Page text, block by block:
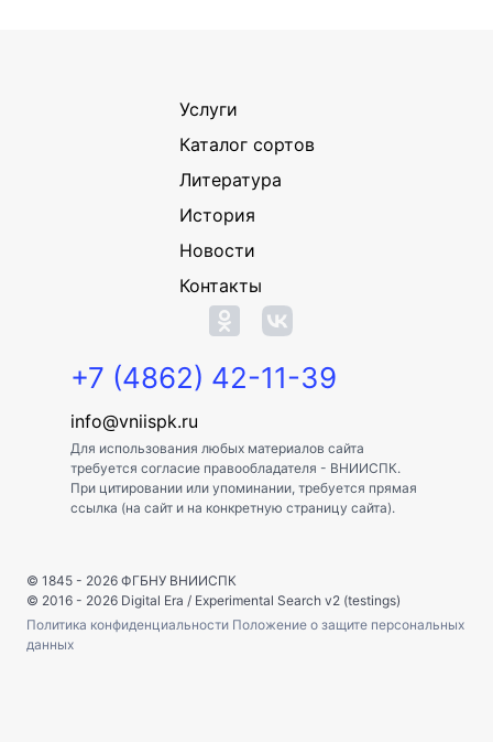
Услуги
Каталог сортов
Литература
История
Новости
Контакты
+7 (4862) 42-11-39
info@vniispk.ru
Для использования любых материалов сайта
требуется согласие правообладателя - ВНИИСПК.
При цитировании или упоминании, требуется прямая
ссылка (на сайт и на конкретную страницу сайта).
© 1845 - 2026 ФГБНУ ВНИИСПК
© 2016 - 2026 Digital Era / Experimental Search v2 (testings)
Политика конфиденциальности Положение о защите персональных
данных